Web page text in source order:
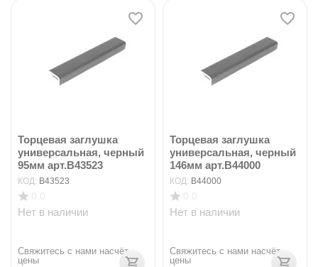
Торцевая заглушка
универсальная, черный
95мм арт.B43523
КОД: B43523
Нет в наличии
Свяжитесь с нами насчёт
цены
Торцевая заглушка
универсальная, черный
146мм арт.B44000
КОД: B44000
Нет в наличии
Свяжитесь с нами насчёт
цены